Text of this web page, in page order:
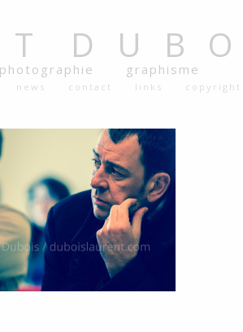
photographie graphisme
news contact links copyright